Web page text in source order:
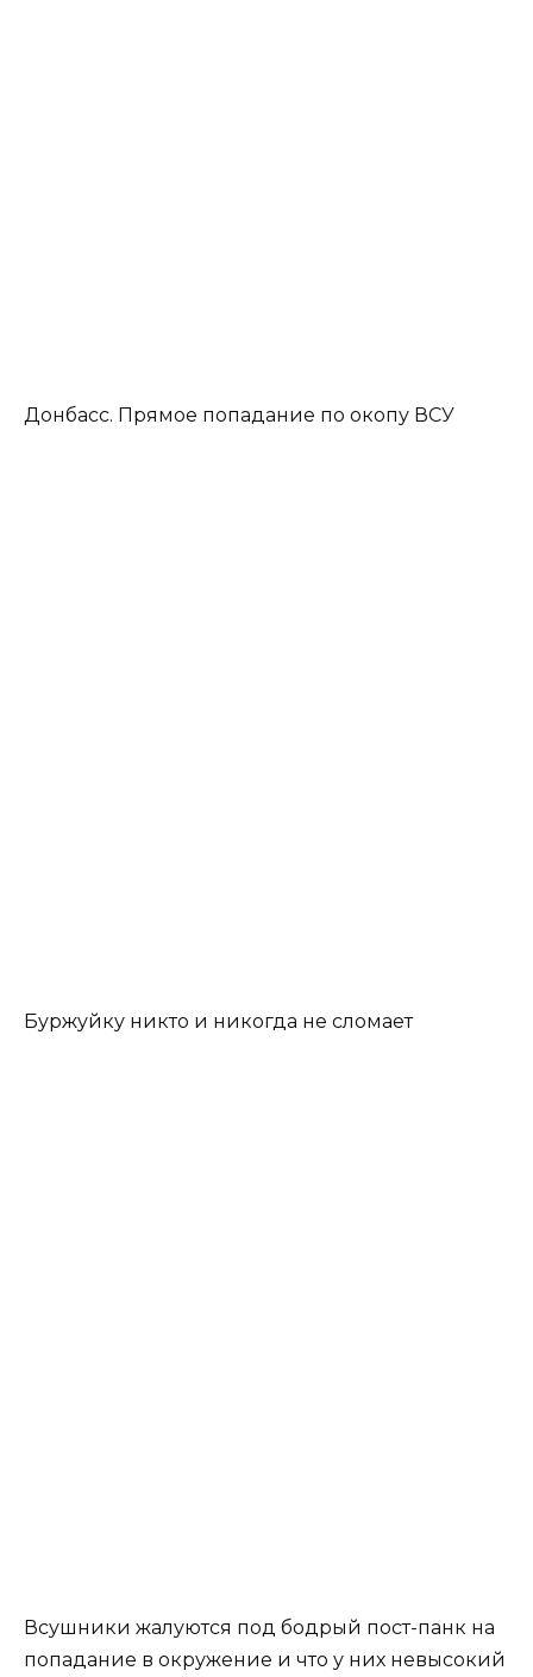
Донбасс. Прямое попадание по окопу ВСУ
Буржуйку никто и никогда не сломает
Всушники жалуются под бодрый пост-панк на
попадание в окружение и что у них невысокий